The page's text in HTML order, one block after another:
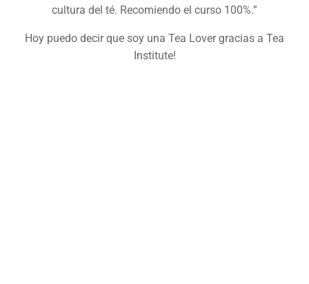
cultura del té. Recomiendo el curso 100%.”
Hoy puedo decir que soy una Tea Lover gracias a Tea
Institute!